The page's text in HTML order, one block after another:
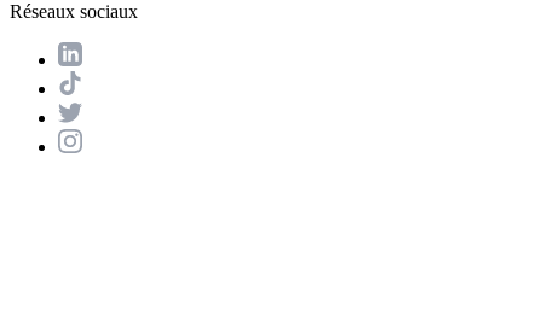
Réseaux sociaux